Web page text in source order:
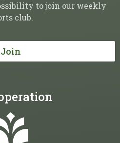
to join our weekly
club.
Join